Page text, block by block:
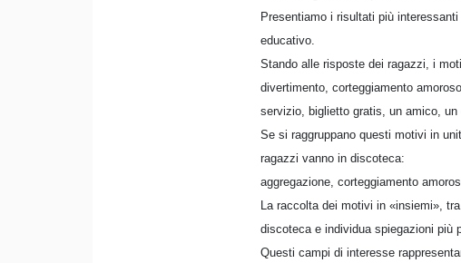
Presentiamo i risultati più
educativo.
Stando alle risposte dei ragazzi, i
divertimento, corteggiamento
servizio, biglietto gratis, un amico, un
Se si raggruppano questi motivi in
ragazzi vanno in discoteca:
aggregazione, corteggiamento
La raccolta dei motivi in «insiemi»,
discoteca e individua spiegazioni più
Questi campi di interesse